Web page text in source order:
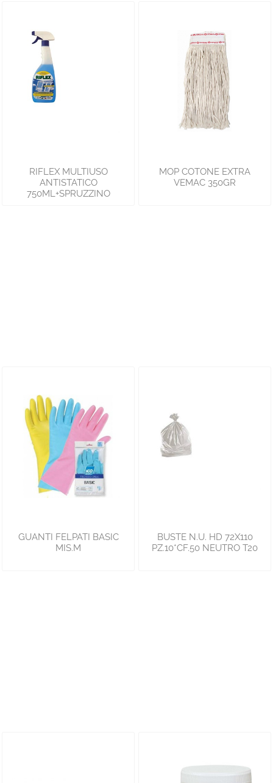
RIFLEX MULTIUSO
ANTISTATICO
750ML+SPRUZZINO
MOP COTONE EXTRA
VEMAC 350GR
GUANTI FELPATI BASIC
MIS.M
BUSTE N.U. HD 72X110
PZ.10*CF.50 NEUTRO T20